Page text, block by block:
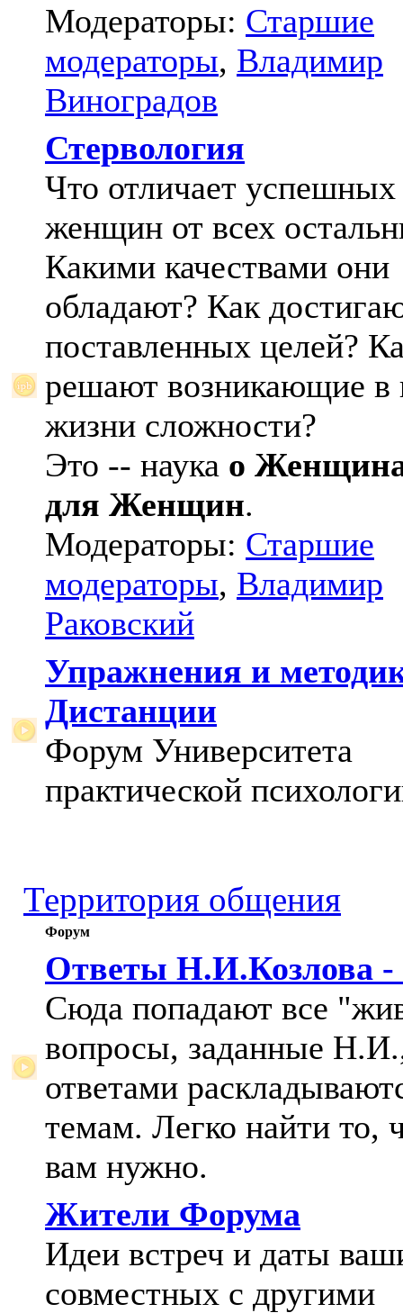
Модераторы: Старшие
модераторы, Владимир
Виноградов
Стервология
Что отличает успешных
женщин от всех
Какими качествами они
обладают? Как
поставленных целей?
решают возникающие в
жизни сложности?
Это -- наука о
для Женщин.
Модераторы: Старшие
модераторы, Владимир
Раковский
Упражнения и
Дистанции
Форум Университета
практической
Территория общения
Форум
Ответы Н.И.Козлова -
Сюда попадают все
вопросы, заданные
ответами
темам. Легко найти то,
вам нужно.
Жители Форума
Идеи встреч и даты
совместных с другими